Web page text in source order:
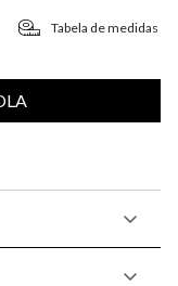
Tabela de medidas